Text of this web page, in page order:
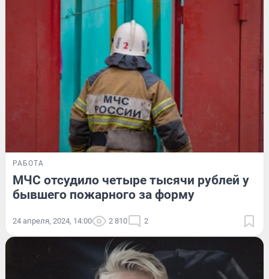
РАБОТА
МЧС отсудило четыре тысячи рублей у
бывшего пожарного за форму
24 апреля, 2024, 14:00 2 810 2